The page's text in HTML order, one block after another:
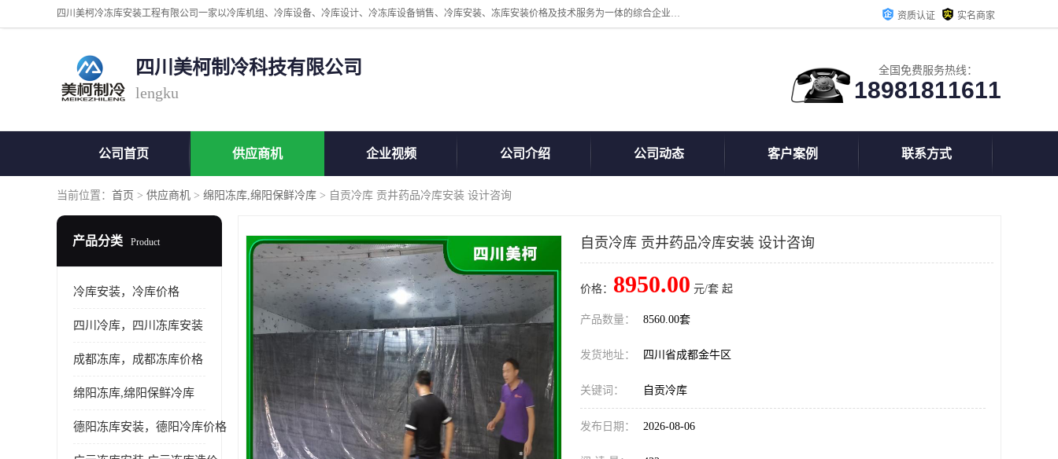
四川美柯冷冻库安装工程有限公司一家以冷库机组、冷库设备、冷库设计、冷冻库设备销售、冷库安装、冻库安装价格及技术服务为一体的综合企业，咨询热线：同等设备材料优惠10% 。公司各种类型安装组合式冷库、冷冻库、冷藏库、气调保鲜库、并提供成套设备供应、安装与调试、维护与维修、技术咨询、操作维修人员技术培训等 资质认证 实名商家
四川美柯制冷科技有限公司
lengku
全国免费服务热线：
18981811611
公司首页 供应商机 企业视频 公司介绍 公司动态 客户案例 联系方式
当前位置： 首页 > 供应商机 > 绵阳冻库,绵阳保鲜冷库 > 自贡冷库 贡井药品冷库安装 设计咨询
产品分类 Product
冷库安装，冷库价格
四川冷库，四川冻库安装
成都冻库，成都冻库价格
绵阳冻库,绵阳保鲜冷库
德阳冻库安装，德阳冷库价格
自贡冷库 贡井药品冷库安装 设计咨询
价格： 8950.00 元/套 起
产品数量： 8560.00套
发货地址： 四川省成都金牛区
关键词： 自贡冷库
发布日期： 2026-08-06